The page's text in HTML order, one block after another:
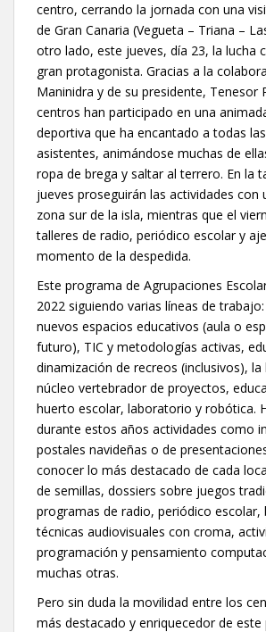
centro, cerrando la jornada con una
de Gran Canaria (Vegueta – Triana –
otro lado, este jueves, día 23, la lucha
gran protagonista. Gracias a la
Maninidra y de su presidente, Tenesor
centros han participado en una
deportiva que ha encantado a todas
asistentes, animándose muchas de
ropa de brega y saltar al terrero. En la
jueves proseguirán las actividades con
zona sur de la isla, mientras que el
talleres de radio, periódico escolar y
momento de la despedida.
Este programa de Agrupaciones
2022 siguiendo varias líneas de
nuevos espacios educativos (aula o
futuro), TIC y metodologías activas,
dinamización de recreos (inclusivos),
núcleo vertebrador de proyectos,
huerto escolar, laboratorio y robótica.
durante estos años actividades como
postales navideñas o de
conocer lo más destacado de cada
de semillas, dossiers sobre juegos
programas de radio, periódico escolar,
técnicas audiovisuales con croma,
programación y pensamiento
muchas otras.
Pero sin duda la movilidad entre los
más destacado y enriquecedor de este